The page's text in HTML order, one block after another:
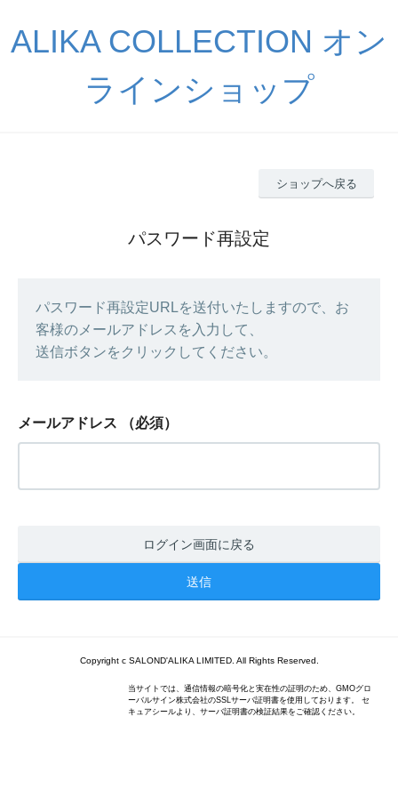
ALIKA COLLECTION オン
ラインショップ
ショップへ戻る
パスワード再設定
パスワード再設定URLを送付いたしますので、お
客様のメールアドレスを入力して、
送信ボタンをクリックしてください。
メールアドレス （必須）
ログイン画面に戻る
Copyright c SALOND'ALIKA LIMITED. All Rights Reserved.
当サイトでは、通信情報の暗号化と実在性の証明のため、GMOグロ
ーバルサイン株式会社のSSLサーバ証明書を使用しております。 セ
キュアシールより、サーバ証明書の検証結果をご確認ください。